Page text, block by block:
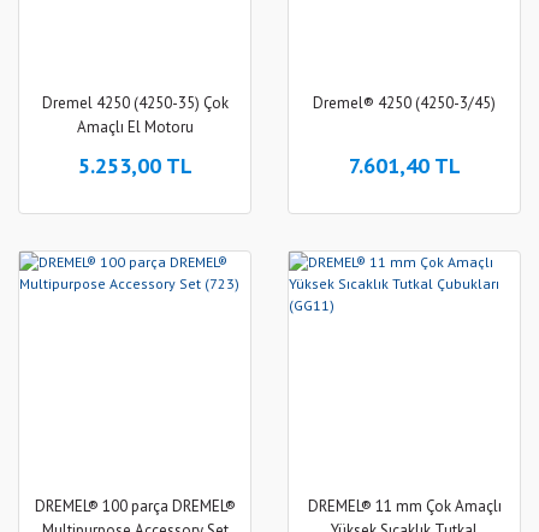
Dremel 4250 (4250-35) Çok
Amaçlı El Motoru
5.253,00 TL
Dremel® 4250 (4250-3/45)
7.601,40 TL
DREMEL® 100 parça DREMEL®
DREMEL® 11 mm Çok Amaçlı